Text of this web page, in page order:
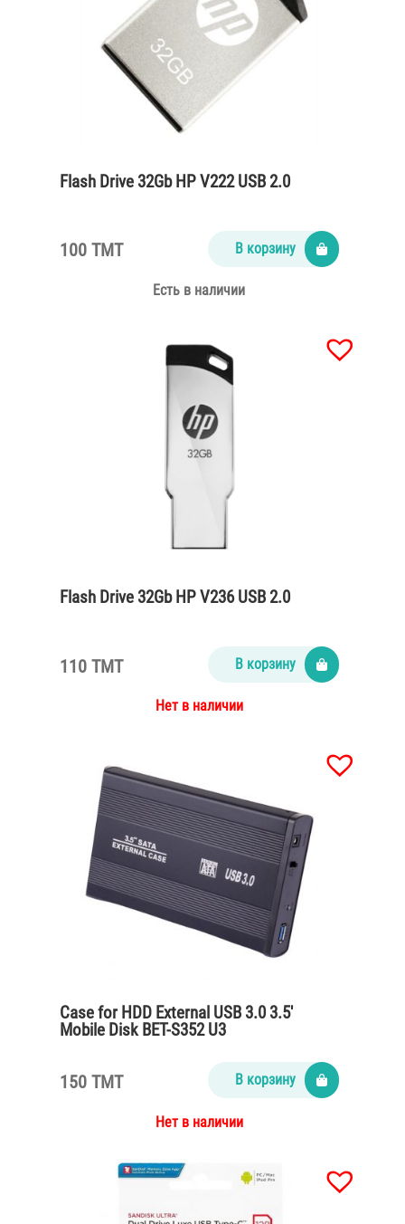
Flash Drive 32Gb HP V222 USB 2.0
100 TMT В корзину
Есть в наличии
Flash Drive 32Gb HP V236 USB 2.0
110 TMT В корзину
Нет в наличии
Case for HDD External USB 3.0 3.5′
Mobile Disk BET-S352 U3
150 TMT В корзину
Нет в наличии